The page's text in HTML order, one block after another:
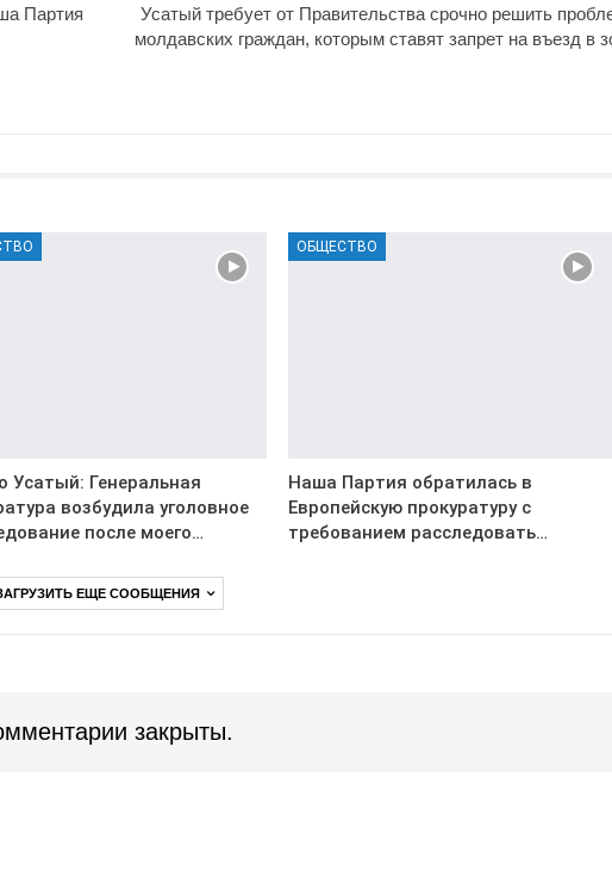
Партия
Усатый требует от Правительства срочно решить
молдавских граждан, которым ставят запрет на въезд в
Усатый: Генеральная
возбудила уголовное
после моего…
ОБЩЕСТВО
Наша Партия обратилась в
Европейскую прокуратуру с
требованием расследовать…
ЕЩЕ СООБЩЕНИЯ
закрыты.